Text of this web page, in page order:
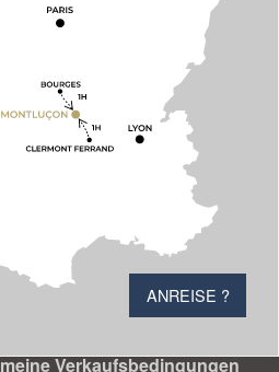
ANREISE ?
Verkaufsbedingungen